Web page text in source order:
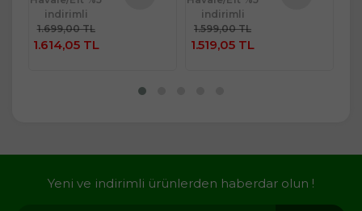
indirimli
1.699,00 TL
1.614,05 TL
indirimli
1.599,00 TL
1.519,05 TL
Yeni ve indirimli ürünlerden haberdar olun !